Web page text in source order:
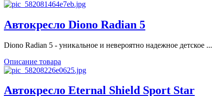
Автокресло Diono Radian 5
Diono Radian 5 - уникальное и невероятно надежное детское ...
Описание товара
Автокресло Eternal Shield Sport Star